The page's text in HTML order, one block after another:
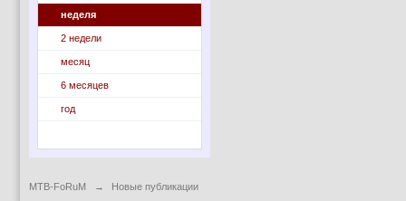
неделя
2 недели
месяц
6 месяцев
год
MTB-FoRuM → Новые публикации